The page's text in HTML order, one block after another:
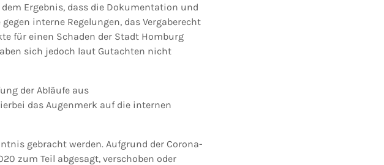
Ergebnis, dass die Dokumentation und
interne Regelungen, das Vergaberecht
für einen Schaden der Stadt Homburg
sich jedoch laut Gutachten nicht
der Abläufe aus
das Augenmerk auf die internen
gebracht werden. Aufgrund der Corona-
zum Teil abgesagt, verschoben oder